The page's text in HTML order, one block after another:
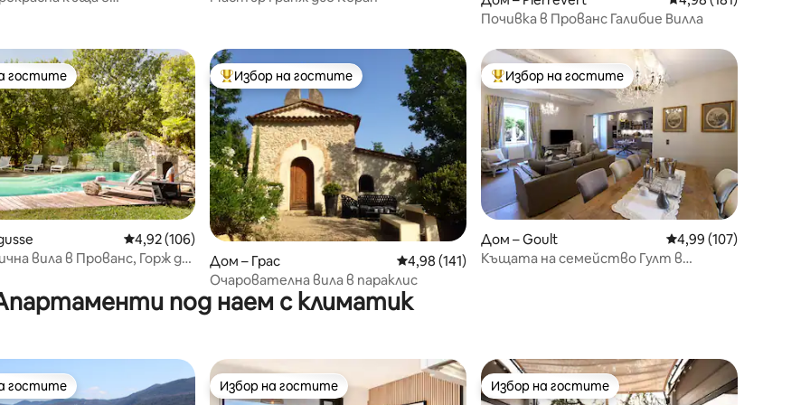
Почивка в Прованс Галибие Вилла
5, 105 отзива
гостите
гостите
Средна оценка: 4,92 от 5, 106 отзива
4,92 (106)
вила в Прованс, Горж дю
Най-популярен избор на гостите
Избор на гостите
Дом – Грас Средна оценка: 4,98 от 5, 141 отзива
4,98 (141)
Очарователна вила в параклис
Най-популярен избор на гостите
Избор на гостите
Дом – Goult Средна оценка: 4,99
4,99 (107)
Къщата на семейство Гулт в
под наем с климатик
гостите
гостите Избор на гостите
Избор на гостите Избор на гостите
Избор на гостите